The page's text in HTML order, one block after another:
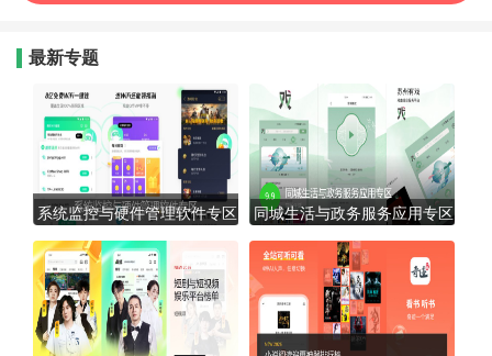
最新专题
系统监控与硬件管理软件专区 同城生活与政务服务应用专区